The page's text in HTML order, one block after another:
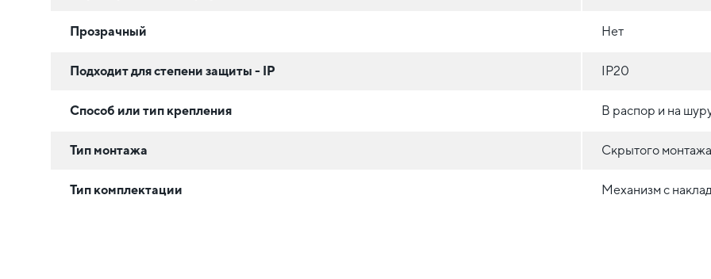
Прозрачный Нет
Подходит для степени защиты - IP IP20
Способ или тип крепления В распор и на
Тип монтажа Скрытого
Тип комплектации Механизм с